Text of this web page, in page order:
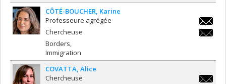
CÔTÉ-BOUCHER Karine
Professeure agrégée
Chercheuse
Borders
Immigration
COVATTA Alice
Chercheuse